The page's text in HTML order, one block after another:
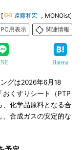
[ 遠藤和宏 ，MONOist]
PC用表示
関連情報
Hatena
グは2026年6月18
おくすりシート（PTP
化学品原料となる合
、合成ガスの安定的な